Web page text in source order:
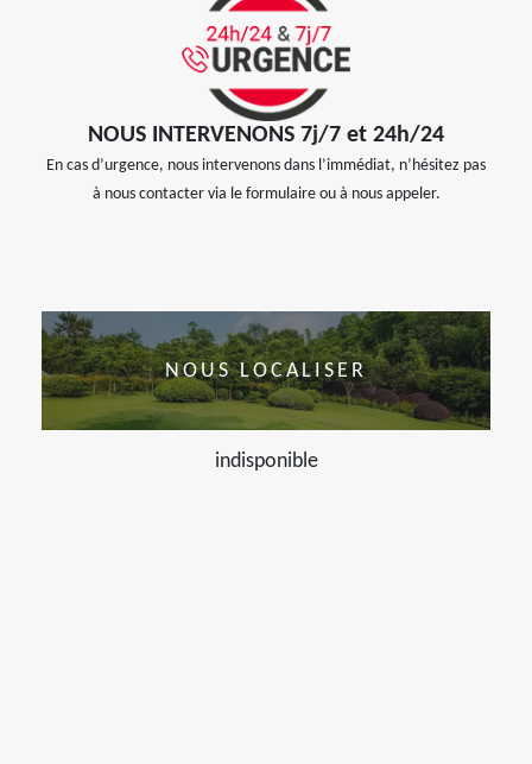
NOUS INTERVENONS 7j/7 et 24h/24
En cas d’urgence, nous intervenons dans l’immédiat, n’hésitez pas
à nous contacter via le formulaire ou à nous appeler.
NOUS LOCALISER
indisponible